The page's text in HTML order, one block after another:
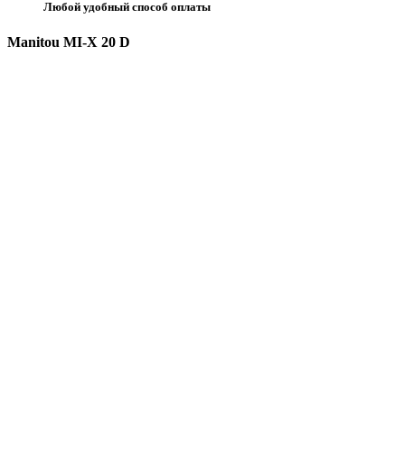
Любой удобный способ оплаты
Manitou MI-X 20 D